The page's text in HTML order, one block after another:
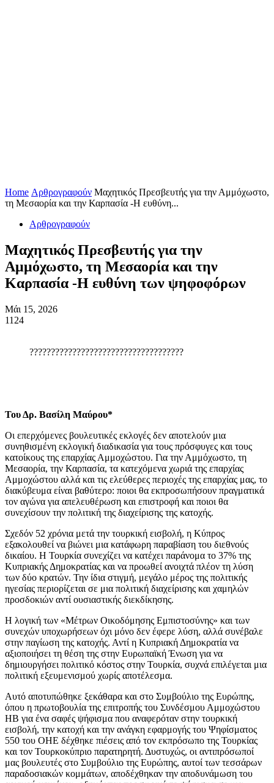
Home Αρθρογραφούν Μαχητικός Πρεσβευτής για την Αμμόχωστο,
τη Μεσαορία και την Καρπασία -Η ευθύνη...
Αρθρογραφούν
Μαχητικός Πρεσβευτής για την
Αμμόχωστο, τη Μεσαορία και την
Καρπασία -Η ευθύνη των ψηφοφόρων
Μάι 15, 2026
1124
????????????????????????????????????
Του Δρ. Βασίλη Μαύρου*
Οι επερχόμενες βουλευτικές εκλογές δεν αποτελούν μια
συνηθισμένη εκλογική διαδικασία για τους πρόσφυγες και τους
κατοίκους της επαρχίας Αμμοχώστου. Για την Αμμόχωστο, τη
Μεσαορία, την Καρπασία, τα κατεχόμενα χωριά της επαρχίας
Αμμοχώστου αλλά και τις ελεύθερες περιοχές της επαρχίας μας, το
διακύβευμα είναι βαθύτερο: ποιοι θα εκπροσωπήσουν πραγματικά
τον αγώνα για απελευθέρωση και επιστροφή και ποιοι θα
συνεχίσουν την πολιτική της διαχείρισης της κατοχής.
Σχεδόν 52 χρόνια μετά την τουρκική εισβολή, η Κύπρος
εξακολουθεί να βιώνει μια κατάφωρη παραβίαση του διεθνούς
δικαίου. Η Τουρκία συνεχίζει να κατέχει παράνομα το 37% της
Κυπριακής Δημοκρατίας και να προωθεί ανοιχτά πλέον τη λύση
των δύο κρατών. Την ίδια στιγμή, μεγάλο μέρος της πολιτικής
ηγεσίας περιορίζεται σε μια πολιτική διαχείρισης και χαμηλών
προσδοκιών αντί ουσιαστικής διεκδίκησης.
Η λογική των «Μέτρων Οικοδόμησης Εμπιστοσύνης» και των
συνεχών υποχωρήσεων όχι μόνο δεν έφερε λύση, αλλά συνέβαλε
στην παγίωση της κατοχής. Αντί η Κυπριακή Δημοκρατία να
αξιοποιήσει τη θέση της στην Ευρωπαϊκή Ένωση για να
δημιουργήσει πολιτικό κόστος στην Τουρκία, συχνά επιλέγεται μια
πολιτική εξευμενισμού χωρίς αποτέλεσμα.
Αυτό αποτυπώθηκε ξεκάθαρα και στο Συμβούλιο της Ευρώπης,
όπου η πρωτοβουλία της επιτροπής του Συνδέσμου Αμμοχώστου
ΗΒ για ένα σαφές ψήφισμα που αναφερόταν στην τουρκική
εισβολή, την κατοχή και την ανάγκη εφαρμογής του Ψηφίσματος
550 του ΟΗΕ δέχθηκε πιέσεις από τον εκπρόσωπο της Τουρκίας
και τον Τουρκοκύπριο παρατηρητή. Δυστυχώς, οι αντιπρόσωποί
μας βουλευτές στο Συμβούλιο της Ευρώπης, αυτοί των τεσσάρων
παραδοσιακών κομμάτων, αποδέχθηκαν την αποδυνάμωση του